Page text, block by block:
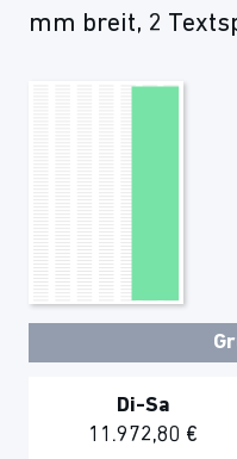
mm breit, 2
Di-Sa
11.972,80 €